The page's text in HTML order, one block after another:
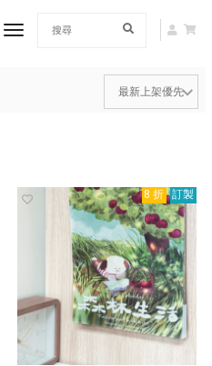
toggle navigation
8 折 訂製